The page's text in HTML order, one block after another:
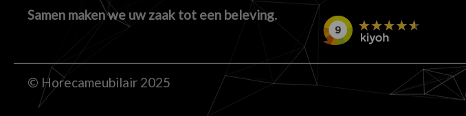
Samen maken we uw zaak tot een beleving.
© Horecameubilair 2025